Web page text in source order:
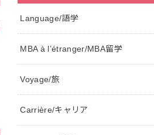
Language/語学
MBA à l’étranger/MBA留学
Voyage/旅
Carrière/キャリア